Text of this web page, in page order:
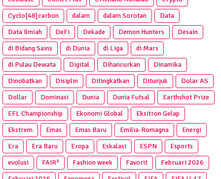
Cyclo[48]carbon
dalam dalam Sorotan
Data
Data Ilmiah
DeFi Dekade Demon Hunters
Desain
di Bidang Sains
di Dunia di Liga
di Mars
di Pulau Dewata
Digital Dihancurkan
Dinamika
Dinobatkan
Disiplin Ditingkatkan Ditunjuk
Dolar AS
Dollar
Dominasi Dunia Dunia Futsal
Earthshot Prize
EFL Championship
Ekonomi Global
Eksitron Gelap
Ekstrem
Emas Emas Baru Emilia-Romagna
Energi
Era
Era Baru Eropa Eskalasi ESPN
Esports
evolusi
FAIR² Fashion week Favorit
Februari 2026